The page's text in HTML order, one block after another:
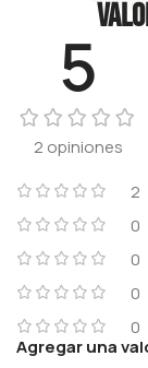
5
2 opiniones
2
0
0
0
0
Agregar una